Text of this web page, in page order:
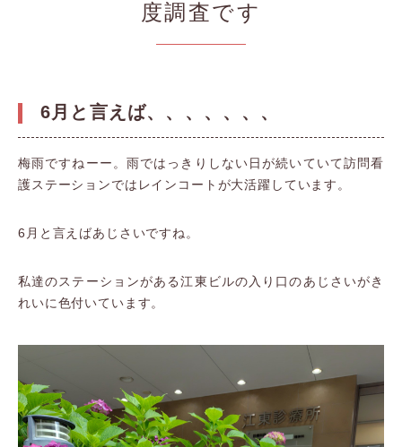
度調査です
6月と言えば、、、、、、、
梅雨ですねーー。雨ではっきりしない日が続いていて訪問看
護ステーションではレインコートが大活躍しています。
6月と言えばあじさいですね。
私達のステーションがある江東ビルの入り口のあじさいがき
れいに色付いています。